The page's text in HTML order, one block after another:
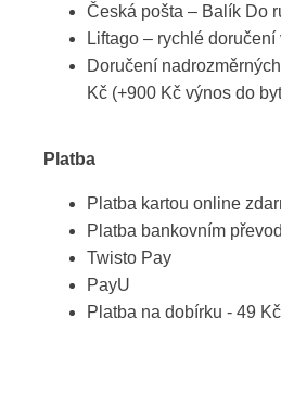
Česká pošta – Balík Do
Liftago – rychlé
Doručení
Kč (+900 Kč výnos do
Platba
Platba kartou online
Platba bankovním
Twisto Pay
PayU
Platba na dobírku - 49 Kč